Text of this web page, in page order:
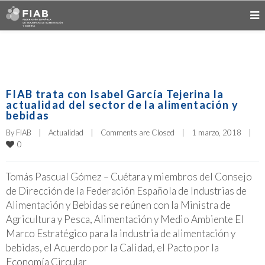
FIAB trata con Isabel García Tejerina la
actualidad del sector de la alimentación y
bebidas
By FIAB Actualidad Comments are Closed 1 marzo, 2018
0
Tomás Pascual Gómez – Cuétara y miembros del Consejo
de Dirección de la Federación Española de Industrias de
Alimentación y Bebidas se reúnen con la Ministra de
Agricultura y Pesca, Alimentación y Medio Ambiente El
Marco Estratégico para la industria de alimentación y
bebidas, el Acuerdo por la Calidad, el Pacto por la
Economía Circular